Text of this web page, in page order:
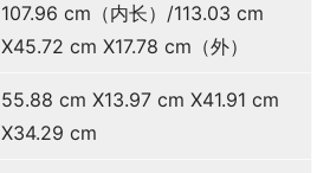
107.96 cm（内长）/113.03 cm
X45.72 cm X17.78 cm（外）
55.88 cm X13.97 cm X41.91 cm
X34.29 cm